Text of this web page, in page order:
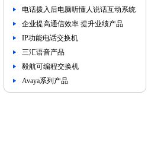
电话拨入后电脑听懂人说话互动系统
企业提高通信效率 提升业绩产品
IP功能电话交换机
三汇语音产品
毅航可编程交换机
Avaya系列产品